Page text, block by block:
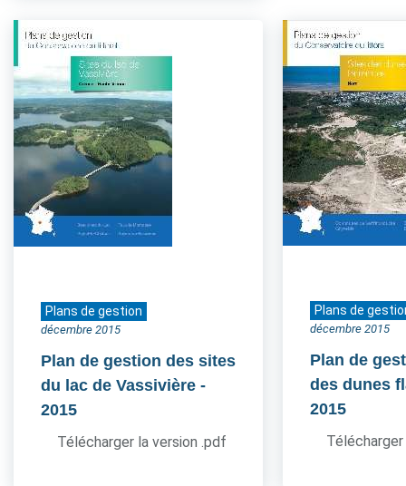
Plans de gestion
décembre 2015
Plan de gestion des sites
du lac de Vassivière -
2015
Télécharger la version .pdf
Plans de
décembre 2015
Plan de
des dunes
2015